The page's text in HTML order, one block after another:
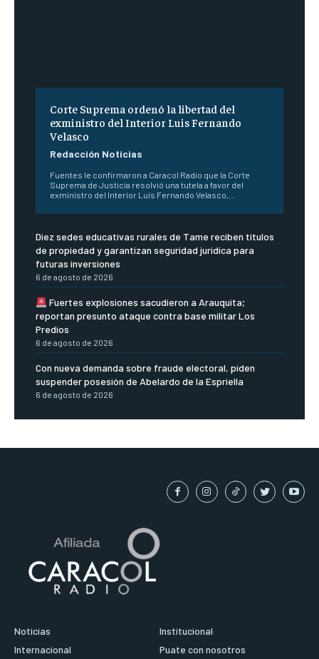
Corte Suprema ordenó la libertad del
exministro del Interior Luis Fernando
Velasco
Redacción Noticias
Fuentes le confirmaron a Caracol Radio que la Corte
Suprema de Justicia resolvió una tutela a favor del
exministro del Interior Luis Fernando Velasco,...
Diez sedes educativas rurales de Tame reciben títulos
de propiedad y garantizan seguridad jurídica para
futuras inversiones
6 de agosto de 2026
Fuertes explosiones sacudieron a Arauquita;
reportan presunto ataque contra base militar Los
Predios
6 de agosto de 2026
Con nueva demanda sobre fraude electoral, piden
suspender posesión de Abelardo de la Espriella
6 de agosto de 2026
Noticias
Internacional
Institucional
Puate con nosotros